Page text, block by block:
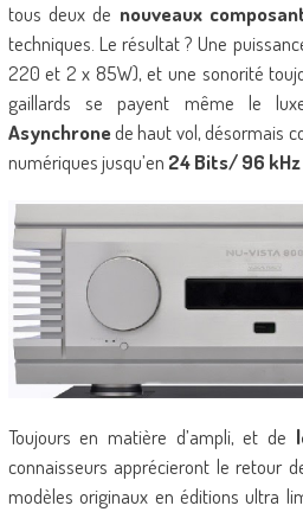
tous deux de nouveaux
techniques. Le résultat ? Une
220 et 2 x 85W), et une sonorité
gaillards se payent même le
Asynchronede haut vol, désormais
numériques jusqu’en 24 Bits/ 96 kHz
Toujours en matière d’ampli, et de
connaisseurs apprécieront le retour
modèles originaux en éditions ultra